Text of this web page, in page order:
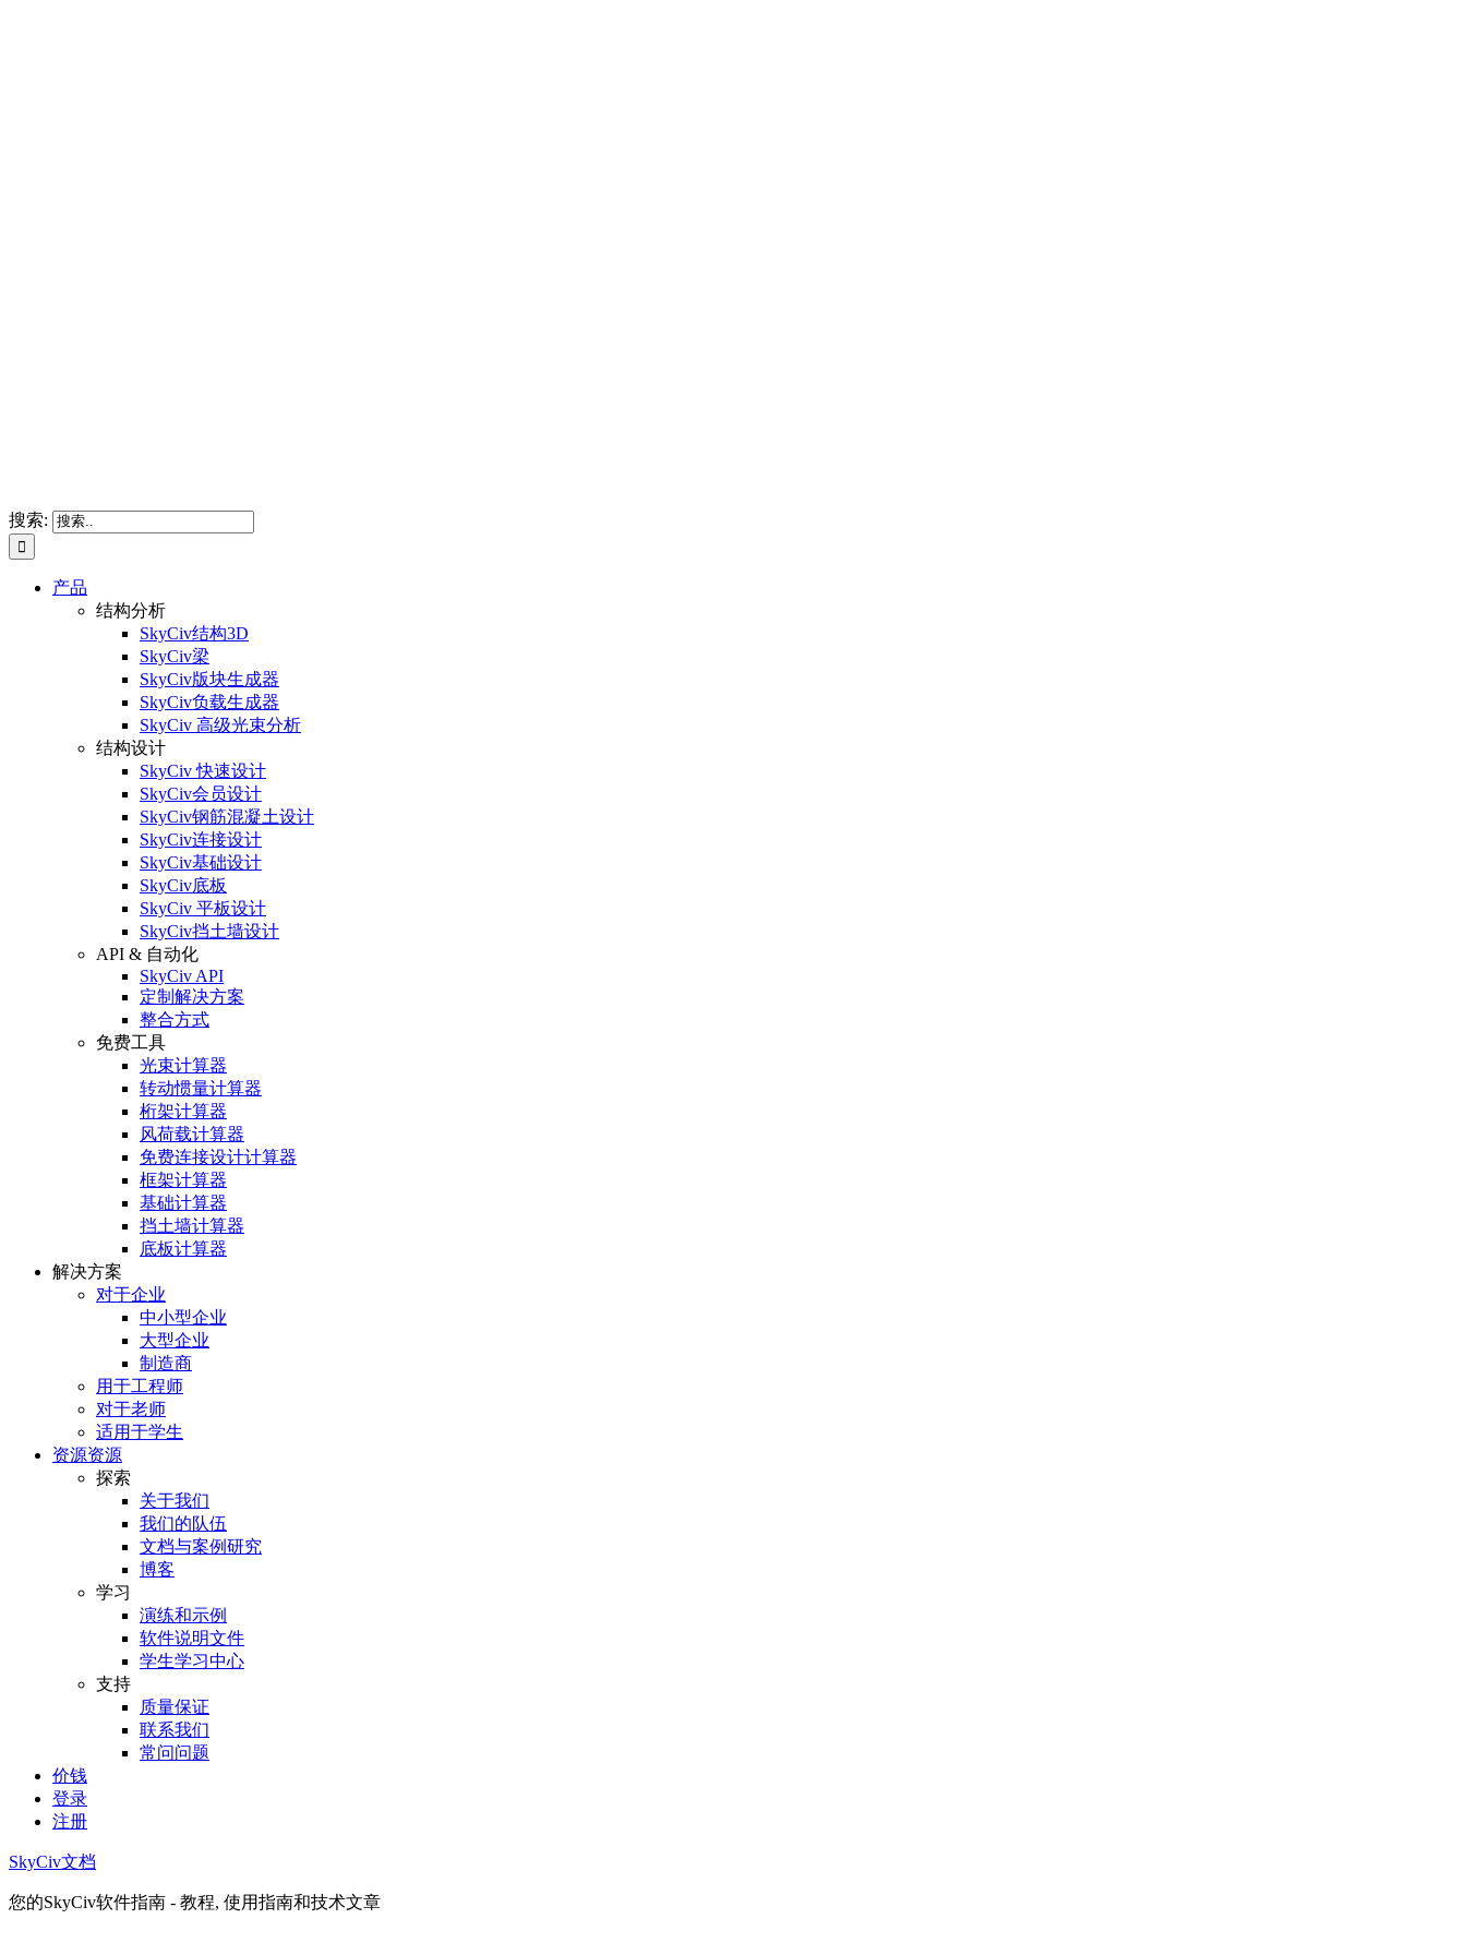
搜索:
产品
结构分析
SkyCiv结构3D
SkyCiv梁
SkyCiv版块生成器
SkyCiv负载生成器
SkyCiv 高级光束分析
结构设计
SkyCiv 快速设计
SkyCiv会员设计
SkyCiv钢筋混凝土设计
SkyCiv连接设计
SkyCiv基础设计
SkyCiv底板
SkyCiv 平板设计
SkyCiv挡土墙设计
API & 自动化
SkyCiv API
定制解决方案
整合方式
免费工具
光束计算器
转动惯量计算器
桁架计算器
风荷载计算器
免费连接设计计算器
框架计算器
基础计算器
挡土墙计算器
底板计算器
解决方案
对于企业
中小型企业
大型企业
制造商
用于工程师
对于老师
适用于学生
资源资源
探索
关于我们
我们的队伍
文档与案例研究
博客
学习
演练和示例
软件说明文件
学生学习中心
支持
质量保证
联系我们
常问问题
价钱
登录
注册
SkyCiv文档
您的SkyCiv软件指南 - 教程, 使用指南和技术文章